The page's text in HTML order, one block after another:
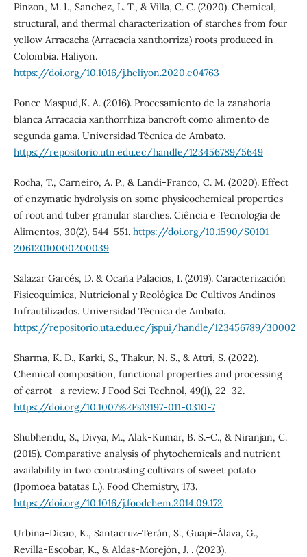
Pinzon, M. I., Sanchez, L. T., & Villa, C. C. (2020). Chemical,
structural, and thermal characterization of starches from four
yellow Arracacha (Arracacia xanthorriza) roots produced in
Colombia. Haliyon.
https://doi.org/10.1016/j.heliyon.2020.e04763
Ponce Maspud,K. A. (2016). Procesamiento de la zanahoria
blanca Arracacia xanthorrhiza bancroft como alimento de
segunda gama. Universidad Técnica de Ambato.
https://repositorio.utn.edu.ec/handle/123456789/5649
Rocha, T., Carneiro, A. P., & Landi-Franco, C. M. (2020). Effect
of enzymatic hydrolysis on some physicochemical properties
of root and tuber granular starches. Ciência e Tecnologia de
Alimentos, 30(2), 544-551. https://doi.org/10.1590/S0101-
20612010000200039
Salazar Garcés, D. & Ocaña Palacios, I. (2019). Caracterización
Fisicoquímica, Nutricional y Reológica De Cultivos Andinos
Infrautilizados. Universidad Técnica de Ambato.
https://repositorio.uta.edu.ec/jspui/handle/123456789/30002
Sharma, K. D., Karki, S., Thakur, N. S., & Attri, S. (2022).
Chemical composition, functional properties and processing
of carrot—a review. J Food Sci Technol, 49(1), 22–32.
https://doi.org/10.1007%2Fs13197-011-0310-7
Shubhendu, S., Divya, M., Alak-Kumar, B. S.-C., & Niranjan, C.
(2015). Comparative analysis of phytochemicals and nutrient
availability in two contrasting cultivars of sweet potato
(Ipomoea batatas L.). Food Chemistry, 173.
https://doi.org/10.1016/j.foodchem.2014.09.172
Urbina-Dicao, K., Santacruz-Terán, S., Guapi-Álava, G.,
Revilla-Escobar, K., & Aldas-Morejón, J. . (2023).